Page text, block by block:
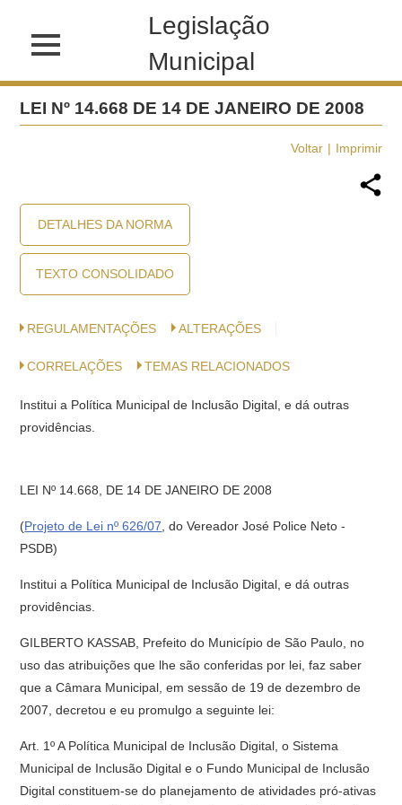
Legislação
Municipal
LEI Nº 14.668 DE 14 DE JANEIRO DE 2008
Voltar Imprimir
DETALHES DA NORMA
TEXTO CONSOLIDADO
REGULAMENTAÇÕES ALTERAÇÕES
CORRELAÇÕES TEMAS RELACIONADOS
Institui a Política Municipal de Inclusão Digital, e dá outras
providências.
LEI Nº 14.668, DE 14 DE JANEIRO DE 2008
(Projeto de Lei nº 626/07 , do Vereador José Police Neto -
PSDB)
Institui a Política Municipal de Inclusão Digital, e dá outras
providências.
GILBERTO KASSAB, Prefeito do Município de São Paulo, no
uso das atribuições que lhe são conferidas por lei, faz saber
que a Câmara Municipal, em sessão de 19 de dezembro de
2007, decretou e eu promulgo a seguinte lei:
Art. 1º A Política Municipal de Inclusão Digital, o Sistema
Municipal de Inclusão Digital e o Fundo Municipal de Inclusão
Digital constituem-se do planejamento de atividades pró-ativas